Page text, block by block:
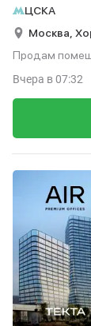
ЦСКА
Москва,
Продам
Вчера в 07:32